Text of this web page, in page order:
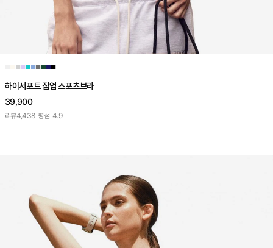
■■■■■■■■
하이서포트 집업 스포츠브라
39,900
리뷰4,438 평점 4.9